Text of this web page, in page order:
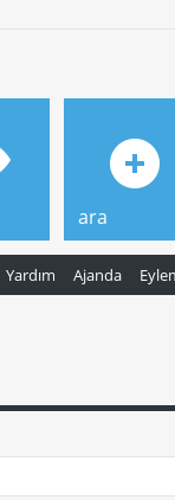
Yardım Ajanda
ara